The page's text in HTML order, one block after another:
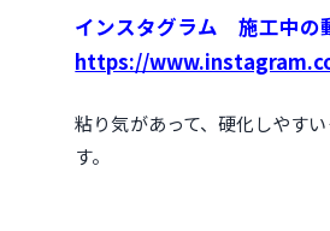
インスタグラム 施工中の
https://
粘り気があって、硬化しやす
す。